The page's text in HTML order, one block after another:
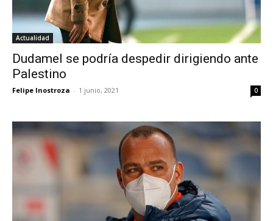
Actualidad
Dudamel se podría despedir dirigiendo ante
Palestino
Felipe Inostroza - 1 junio, 2021 0